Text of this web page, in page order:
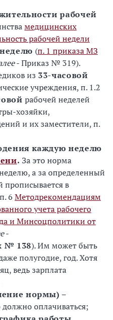
рабочей
медицинских
рабочей недели
(п. 1 приказа МЗ
- Приказ № 319).
из 33-часовой
учреждения, п. 1.2
рабочей неделей
хозяйки,
и их заместители, п.
каждую неделю
. За это норма
а за определенный
в
6 Методрекомендациям
учета рабочего
и Минсоцполитики от
-
№ 138). Им может быть
полугодие, год. Хотя
ведь зарплата
нормы) –
оплачиваться;